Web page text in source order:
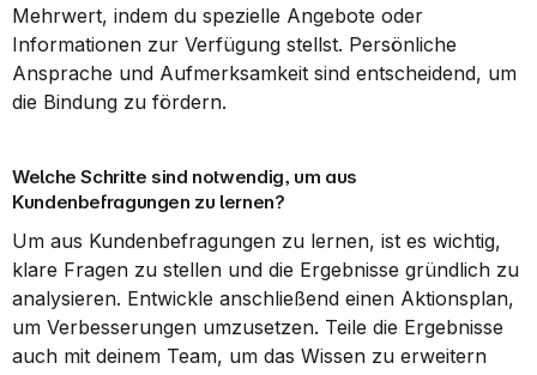
Mehrwert, indem du spezielle Angebote oder
Informationen zur Verfügung stellst. Persönliche
Ansprache und Aufmerksamkeit sind entscheidend, um
die Bindung zu fördern.
Welche Schritte sind notwendig, um aus
Kundenbefragungen zu lernen?
Um aus Kundenbefragungen zu lernen, ist es wichtig,
klare Fragen zu stellen und die Ergebnisse gründlich zu
analysieren. Entwickle anschließend einen Aktionsplan,
um Verbesserungen umzusetzen. Teile die Ergebnisse
auch mit deinem Team, um das Wissen zu erweitern